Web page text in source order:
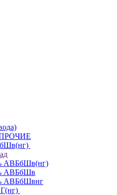
АВБбШв(нг)
АВБбШв
АВБбШвнг